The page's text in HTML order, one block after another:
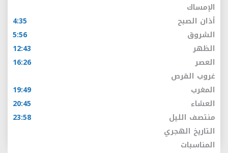
الإمساك
أذان الصبح
4:35
الشروق
5:56
الظهر
12:43
العصر
16:26
غروب القرص
المغرب
19:49
العشاء
20:45
منتصف الليل
23:58
التاريخ الهجري
المناسبات